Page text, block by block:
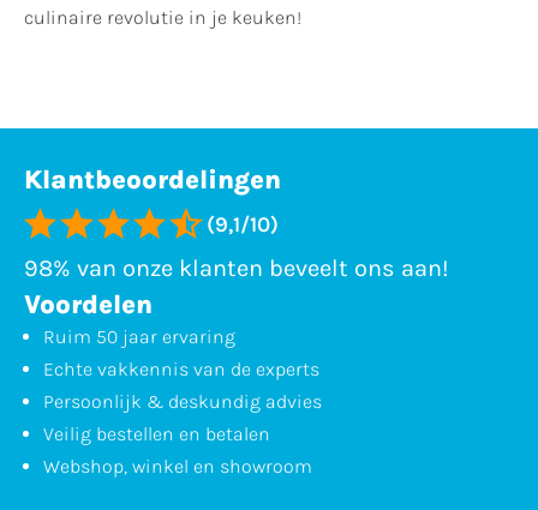
culinaire revolutie in je keuken!
Klantbeoordelingen
(9,1/10)
98% van onze klanten beveelt ons aan!
Voordelen
Ruim 50 jaar ervaring
Echte vakkennis van de experts
Persoonlijk & deskundig advies
Veilig bestellen en betalen
Webshop, winkel en showroom